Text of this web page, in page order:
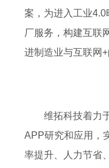
案，为进入工业
厂服务，构建互联
进制造业与互联网+
维拓科技着力
APP研究和应用，
率提升、人力节省